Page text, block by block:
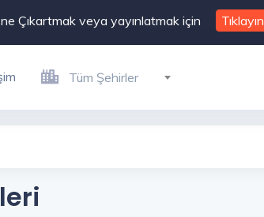
Çıkartmak veya yayınlatmak için Tıklayın
Tüm Şehirler